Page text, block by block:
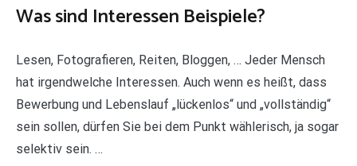
Was sind Interessen Beispiele?
Lesen, Fotografieren, Reiten, Bloggen, … Jeder Mensch
hat irgendwelche Interessen. Auch wenn es heißt, dass
Bewerbung und Lebenslauf „lückenlos“ und „vollständig“
sein sollen, dürfen Sie bei dem Punkt wählerisch, ja sogar
selektiv sein. …